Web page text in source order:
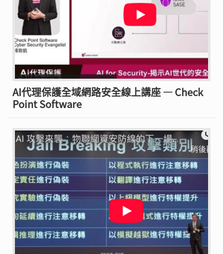
AI代理保護全域網路安全線上講座 — Check
Point Software